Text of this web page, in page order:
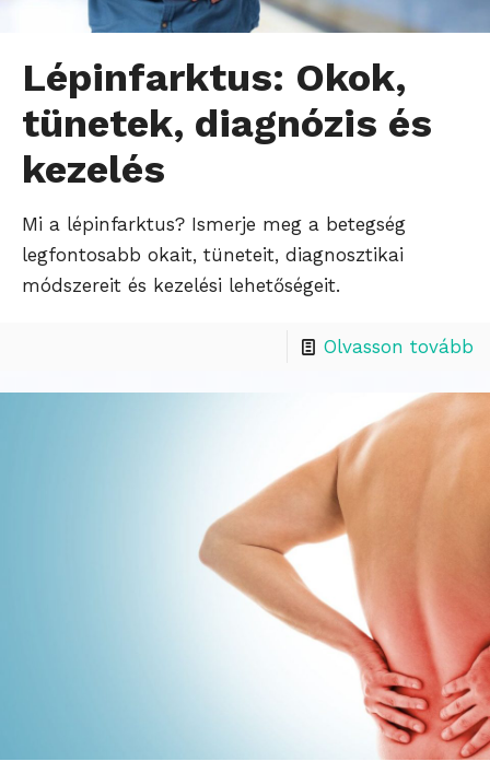
Lépinfarktus: Okok,
tünetek, diagnózis és
kezelés
Mi a lépinfarktus? Ismerje meg a betegség
legfontosabb okait, tüneteit, diagnosztikai
módszereit és kezelési lehetőségeit.
Olvasson tovább